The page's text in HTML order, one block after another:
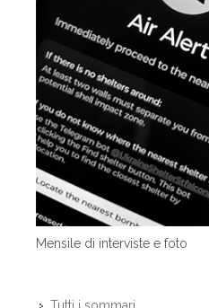
Mensile di interviste e foto